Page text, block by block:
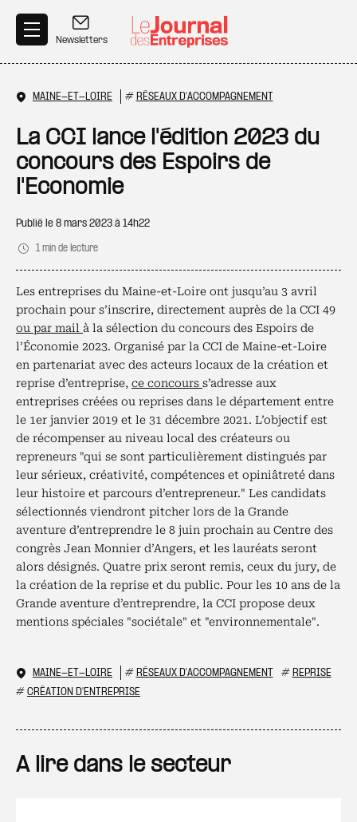
Newsletters
MAINE-ET-LOIRE # RÉSEAUX D'ACCOMPAGNEMENT
La CCI lance l'édition 2023 du
concours des Espoirs de
l'Economie
Publié le 8 mars 2023 à 14h22
1 min de lecture
Les entreprises du Maine-et-Loire ont jusqu’au 3 avril
prochain pour s’inscrire, directement auprès de la CCI 49
ou par mail à la sélection du concours des Espoirs de
l’Économie 2023. Organisé par la CCI de Maine-et-Loire
en partenariat avec des acteurs locaux de la création et
reprise d’entreprise, ce concours s’adresse aux
entreprises créées ou reprises dans le département entre
le 1er janvier 2019 et le 31 décembre 2021. L’objectif est
de récompenser au niveau local des créateurs ou
repreneurs "qui se sont particulièrement distingués par
leur sérieux, créativité, compétences et opiniâtreté dans
leur histoire et parcours d’entrepreneur." Les candidats
sélectionnés viendront pitcher lors de la Grande
aventure d’entreprendre le 8 juin prochain au Centre des
congrès Jean Monnier d’Angers, et les lauréats seront
alors désignés. Quatre prix seront remis, ceux du jury, de
la création de la reprise et du public. Pour les 10 ans de la
Grande aventure d’entreprendre, la CCI propose deux
mentions spéciales "sociétale" et "environnementale".
MAINE-ET-LOIRE # RÉSEAUX D'ACCOMPAGNEMENT # REPRISE
# CRÉATION D'ENTREPRISE
A lire dans le secteur